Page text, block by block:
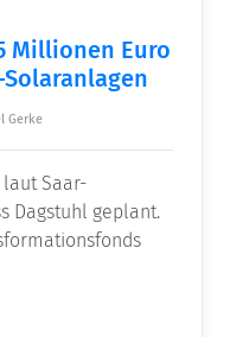
Millionen Euro
Gerke
laut Saar-
Dagstuhl geplant.